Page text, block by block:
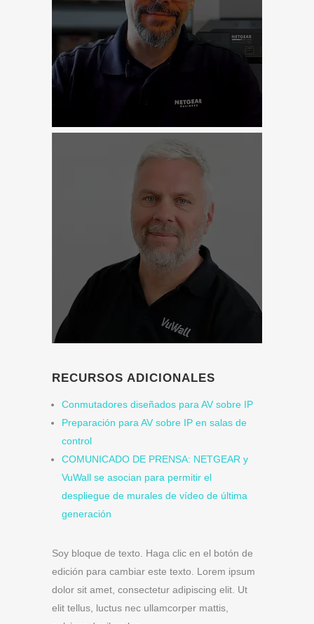
RECURSOS ADICIONALES
Conmutadores diseñados para AV sobre IP
Preparación para AV sobre IP en salas de
control
COMUNICADO DE PRENSA: NETGEAR y
VuWall se asocian para permitir el
despliegue de murales de vídeo de última
generación
Soy bloque de texto. Haga clic en el botón de
edición para cambiar este texto. Lorem ipsum
dolor sit amet, consectetur adipiscing elit. Ut
elit tellus, luctus nec ullamcorper mattis,